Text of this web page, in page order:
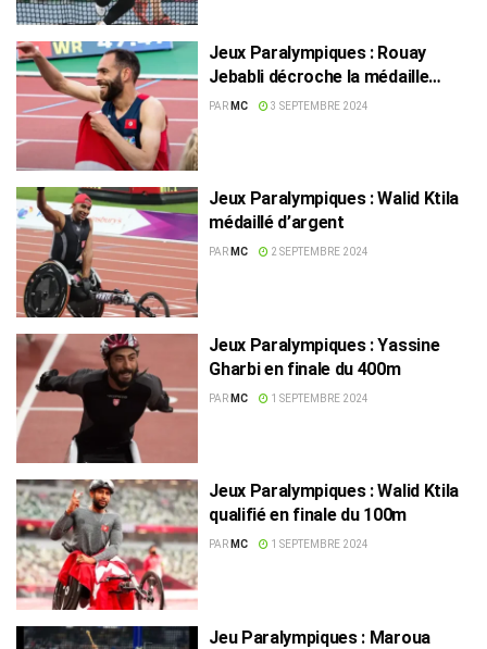
Jeux Paralympiques : Rouay
Jebabli décroche la médaille
d’argent au 1500m
PAR MC 3 SEPTEMBRE 2024
Jeux Paralympiques : Walid Ktila
médaillé d’argent
PAR MC 2 SEPTEMBRE 2024
Jeux Paralympiques : Yassine
Gharbi en finale du 400m
PAR MC 1 SEPTEMBRE 2024
Jeux Paralympiques : Walid Ktila
qualifié en finale du 100m
PAR MC 1 SEPTEMBRE 2024
Jeu Paralympiques : Maroua